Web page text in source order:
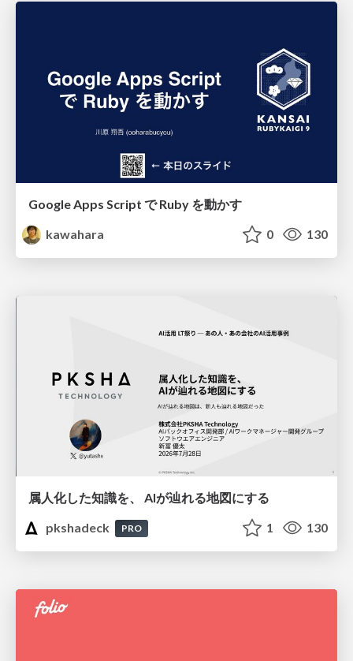
Google Apps Script で Ruby を動かす
kawahara
0 130
属人化した知識を、 AIが辿れる地図にする
pkshadeck
PRO 1 130